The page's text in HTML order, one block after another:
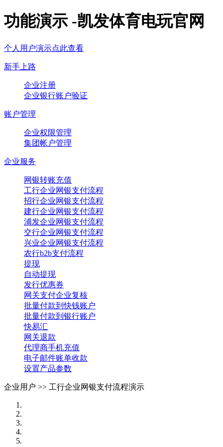
功能演示 -凯发体育电玩官网
个人用户演示点此查看
新手上路
企业注册
企业银行账户验证
账户管理
企业权限管理
集团帐户管理
企业服务
网银转账充值
工行企业网银支付流程
招行企业网银支付流程
建行企业网银支付流程
浦发企业网银支付流程
交行企业网银支付流程
兴业企业网银支付流程
农行b2b支付流程
提现
自动提现
发行优惠券
网关支付企业复核
批量付款到快钱账户
批量付款到银行账户
快易汇
网关退款
代理商手机充值
电子邮件账单收款
设置产品参数
企业用户 >> 工行企业网银支付流程演示